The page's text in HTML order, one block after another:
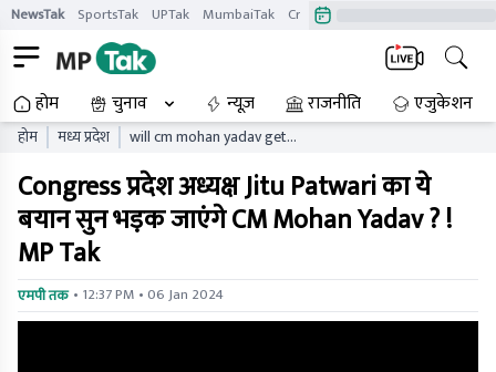
NewsTak SportsTak UPTak MumbaiTak CrimeTak
होम चुनाव न्यूज़ राजनीति एजुकेशन
होम मध्य प्रदेश
will cm mohan yadav get
statement of congress
state president jitu patwari
mp tak
Congress प्रदेश अध्यक्ष Jitu Patwari का ये
बयान सुन भड़क जाएंगे CM Mohan Yadav ? !
MP Tak
एमपी तक • 12:37 PM • 06 Jan 2024